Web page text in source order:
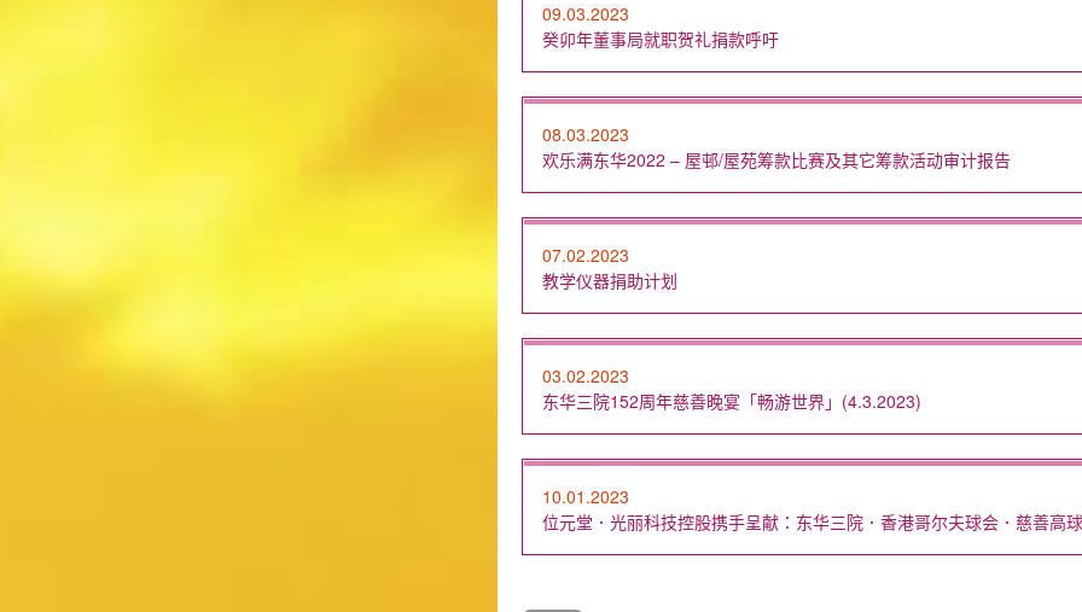
09.03.2023
癸卯年董事局就职贺礼捐款呼吁
08.03.2023
欢乐满东华2022 – 屋邨/屋苑筹款比赛及其它筹款活动审计报告
07.02.2023
教学仪器捐助计划
03.02.2023
东华三院152周年慈善晚宴「畅游世界」(4.3.2023)
10.01.2023
位元堂．光丽科技控股携手呈献：东华三院．香港哥尔夫球会．慈善高